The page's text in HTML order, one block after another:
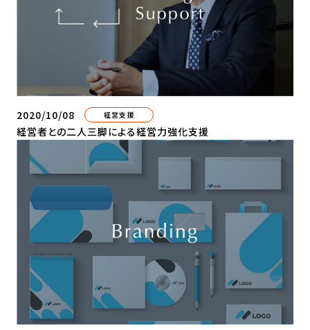
2020/10/08 経営支援
経営者との二人三脚による経営力強化支援